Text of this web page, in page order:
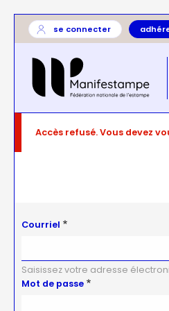
Aller
principal
User
account
menu
se connecter
Message
Accès refusé. Vous devez
Courriel
Saisissez votre adresse
Mot de passe